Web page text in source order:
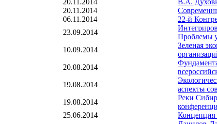
20.11.2014
В.А.
20.11.2014
06.11.2014
22-й
23.09.2014
Проблемы
10.09.2014
Зеленая
20.08.2014
19.08.2014
аспекты
19.08.2014
Реки
25.06.2014
Концепция